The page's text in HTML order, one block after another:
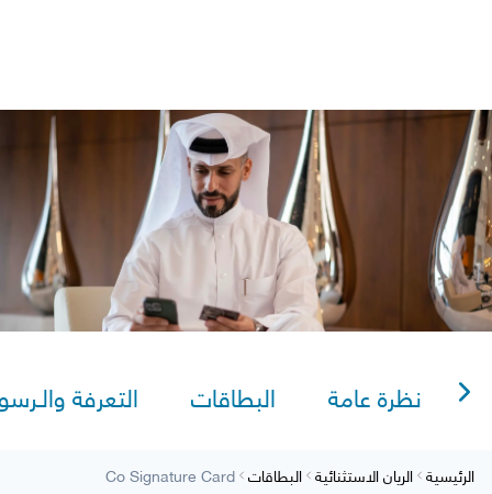
Saving Video TutorialsAlRayan CorpNet AlRayan Go Sitemap
بطاقة سيغنتشر المشتركة | بريميير
نظرة عامة البطاقات التعرفة
الرئيسية الريان الاستثنائية البطاقات Co Signature Card